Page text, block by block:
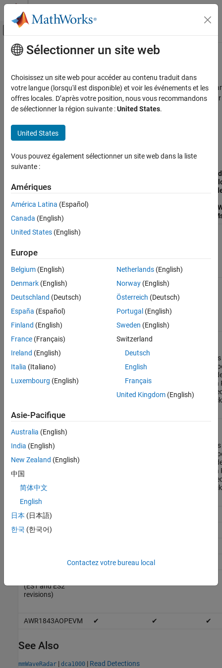
Passer au contenu
Activer/désactiver l'affichage du menu
Accueil de la documentation
Radar Toolbox
Radar Toolbox Supported Hardware
TI mmWave Radar Sensors
Installation, Setup, and Supported Boards
ON THIS PAGE
Contenu principal
Supported Boards
For reading object detections or raw ADC data (IQ data), theRadar
Toolbox Support Package for Texas Instruments®mmWave Radar
Sensorssupports connection to these Texas Instruments
Supported Board Names and Capabilities with the Support
TI mmWave Radar
Sensor EVM
AWR6843ISK
later
IWR6843ISK ✔
later
AWR6843AOPEVM ✔
with
block
with
block
AWR1642BOOST
IWR1642BOOST
IWR1843BOOST
✔ ✔
(ES1 and ES2
revisions)
AWR1843AOPEVM ✔ ✔ ✔
See Also
mmWaveRadar | dca1000 | Read Detections
Sélectionner un site web
Choisissez un site web pour accéder au contenu traduit dans
votre langue (lorsqu'il est disponible) et voir les événements et les
offres locales. D’après votre position, nous vous recommandons
de sélectionner la région suivante :United States.
United States
Vous pouvez également sélectionner un site web dans la liste
suivante :
Amériques
América Latina (Español)
Canada (English)
United States (English)
Europe
Belgium (English)
Denmark (English)
Deutschland (Deutsch)
España (Español)
Finland (English)
France (Français)
Ireland (English)
Italia (Italiano)
Luxembourg (English)
Netherlands(English)
Norway(English)
Österreich (Deutsch)
Portugal (English)
Sweden (English)
Switzerland
Deutsch
English
Français
United Kingdom(English)
Asie-Pacifique
Australia (English)
India (English)
New Zealand (English)
中国
简体中文
English
日本 (日本語)
한국 (한국어)
Contactez votre bureau local